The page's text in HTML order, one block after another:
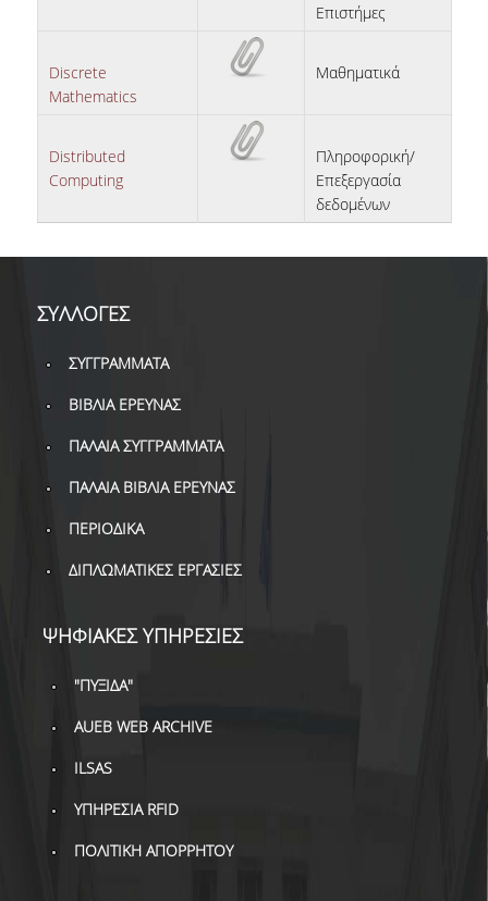
MICROSOFT ACADEMIC
INCITES JOURNAL
ΑΚΑΔΗΜΑΪΚΗ ΓΩΝΙΑ
ΜΑΘΗΣΗΣ
AUEB WEB ARCHIVE
ΣΥΝΕΡΓΕΙΕΣ
Επιστήμες
Discrete
Mathematics
Μαθηματικά
Distributed
Computing
Πληροφορική/
Επεξεργασία
δεδομένων
ΣΥΛΛΟΓΕΣ
ΣΥΓΓΡΑΜΜΑΤΑ
ΒΙΒΛΙΑ ΕΡΕΥΝΑΣ
ΠΑΛΑΙΑ ΣΥΓΓΡΑΜΜΑΤΑ
ΠΑΛΑΙΑ ΒΙΒΛΙΑ ΕΡΕΥΝΑΣ
ΠΕΡΙΟΔΙΚΑ
ΔΙΠΛΩΜΑΤΙΚΕΣ ΕΡΓΑΣΙΕΣ
ΨΗΦΙΑΚΕΣ ΥΠΗΡΕΣΙΕΣ
"ΠΥΞΙΔΑ"
AUEB WEB ARCHIVE
ILSAS
ΥΠΗΡΕΣΙΑ RFID
ΠΟΛΙΤΙΚΗ ΑΠΟΡΡΗΤΟΥ